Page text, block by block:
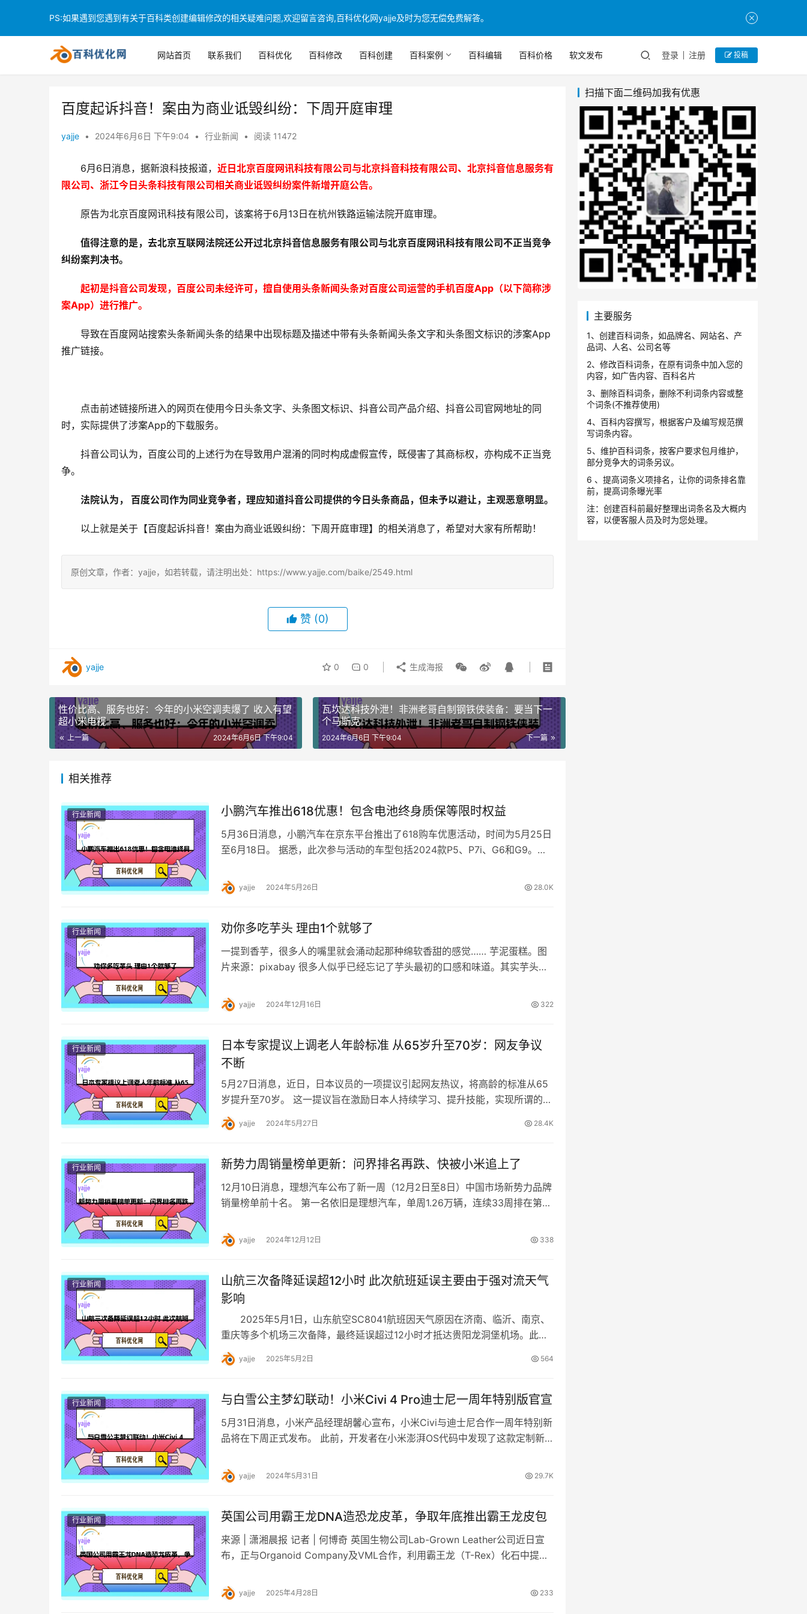
网站首页 联系我们 百科优化 百科修改 百科创建 百科案例 百科编辑 百科价格 软文发布 登录 注册 投稿
百度起诉抖音！案由为商业诋毁纠纷：下周开庭审理
yajje • 2024年6月6日 下午9:04 • 行业新闻 • 阅读 11472
6月6日消息，据新浪科技报道， 近日北京百度网讯科技有限公司与北京抖音科技有限公司、北京抖音信息服务有
限公司、浙江今日头条科技有限公司相关商业诋毁纠纷案件新增开庭公告。
原告为北京百度网讯科技有限公司，该案将于6月13日在杭州铁路运输法院开庭审理。
值得注意的是，去北京互联网法院还公开过北京抖音信息服务有限公司与北京百度网讯科技有限公司不正当竞争
纠纷案判决书。
起初是抖音公司发现，百度公司未经许可，擅自使用头条新闻头条对百度公司运营的手机百度App（以下简称涉
案App）进行推广。
导致在百度网站搜索头条新闻头条的结果中出现标题及描述中带有头条新闻头条文字和头条图文标识的涉案App
推广链接。
点击前述链接所进入的网页在使用今日头条文字、头条图文标识、抖音公司产品介绍、抖音公司官网地址的同
时，实际提供了涉案App的下载服务。
抖音公司认为，百度公司的上述行为在导致用户混淆的同时构成虚假宣传，既侵害了其商标权，亦构成不正当竞
争。
法院认为， 百度公司作为同业竞争者，理应知道抖音公司提供的今日头条商品，但未予以避让，主观恶意明显。
以上就是关于【百度起诉抖音！案由为商业诋毁纠纷：下周开庭审理】的相关消息了，希望对大家有所帮助！
原创文章，作者：yajje，如若转载，请注明出处：https://www.yajje.com/baike/2549.html
赞 (0)
yajje 0 0 生成海报
性价比高、服务也好：今年的小米空调卖爆了 收入有望
超小米电视
上一篇 2024年6月6日 下午9:04
瓦坎达科技外泄！非洲老哥自制钢铁侠装备：要当下一
个马斯克
下一篇
2024年6月6日 下午9:04
相关推荐
行业新闻 小鹏汽车推出618优惠！包含电池终身质保等限时权益
5月36日消息，小鹏汽车在京东平台推出了618购车优惠活动，时间为5月25日
至6月18日。 据悉，此次参与活动的车型包括2024款P5、P7i、G6和G9。在
yajje 2024年5月26日 28.0K
行业新闻 劝你多吃芋头 理由1个就够了
一提到香芋，很多人的嘴里就会涌动起那种绵软香甜的感觉…… 芋泥蛋糕。图
片来源：pixabay 很多人似乎已经忘记了芋头最初的口感和味道。其实芋头这
yajje 2024年12月16日 322
行业新闻
日本专家提议上调老人年龄标准 从65岁升至70岁：网友争议
不断
5月27日消息，近日，日本议员的一项提议引起网友热议，将高龄的标准从65
岁提升至70岁。 这一提议旨在激励日本人持续学习、提升技能，实现所谓的幸
福社会。然而，该提议一经提出，便在日…
yajje 2024年5月27日 28.4K
行业新闻 新势力周销量榜单更新：问界排名再跌、快被小米追上了
12月10日消息，理想汽车公布了新一周（12月2日至8日）中国市场新势力品牌
销量榜单前十名。 第一名依旧是理想汽车，单周1.26万辆，连续33周排在第一
yajje 2024年12月12日 338
行业新闻
山航三次备降延误超12小时 此次航班延误主要由于强对流天气
影响
2025年5月1日，山东航空SC8041航班因天气原因在济南、临沂、南京、
重庆等多个机场三次备降，最终延误超过12小时才抵达贵阳龙洞堡机场。此次
事件引发了广泛关注，也暴露了航空…
yajje 2025年5月2日 564
行业新闻 与白雪公主梦幻联动！小米Civi 4 Pro迪士尼一周年特别版官宣
5月31日消息，小米产品经理胡馨心宣布，小米Civi与迪士尼合作一周年特别新
品将在下周正式发布。 此前，开发者在小米澎湃OS代码中发现了这款定制新
yajje 2024年5月31日 29.7K
行业新闻 英国公司用霸王龙DNA造恐龙皮革，争取年底推出霸王龙皮包
来源 | 潇湘晨报 记者 | 何博奇 英国生物公司Lab-Grown Leather公司近日宣
布，正与Organoid Company及VML合作，利用霸王龙（T-Rex）化石中提…
yajje 2025年4月28日 233
扫描下面二维码加我有优惠
主要服务
1、创建百科词条，如品牌名、网站名、产
品词、人名、公司名等
2、修改百科词条，在原有词条中加入您的
内容，如广告内容、百科名片
3、删除百科词条，删除不利词条内容或整
个词条(不推荐使用)
4、百科内容撰写，根据客户及编写规范撰
写词条内容。
5、维护百科词条，按客户要求包月维护，
部分竞争大的词条另议。
6 、提高词条义项排名，让你的词条排名靠
前，提高词条曝光率
注：创建百科前最好整理出词条名及大概内
容，以便客服人员及时为您处理。
PS:如果遇到您遇到有关于百科类创建编辑修改的相关疑难问题,欢迎留言咨询,百科优化网yajje及时为您无偿免费解答。